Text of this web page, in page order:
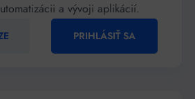
a vývoji aplikácií.
PRIHLÁSIŤ SA